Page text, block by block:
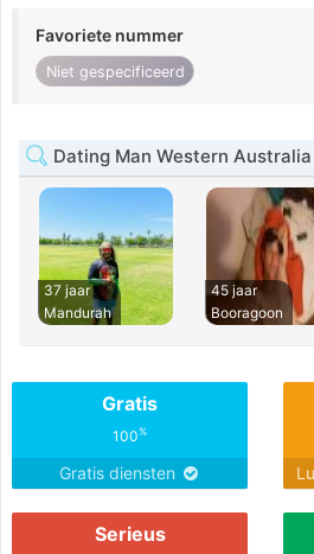
Favoriete nummer
Niet gespecificeerd
Dating Man Western Australia
37 jaar
Mandurah
45 jaar
Booragoon
Gratis
100%
Gratis diensten
Serieus